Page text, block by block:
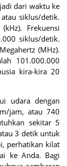
dari waktu ke
siklus/detik.
Frekuensi
siklus/detik.
(MHz).
101.000.000
kira-kira 20
udara dengan
jam, atau 740
sekitar 5
3 detik untuk
perhatikan kilat
ke Anda. Bagi